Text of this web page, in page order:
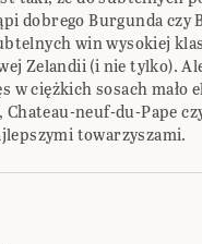
dobrego Burgunda czy
win wysokiej
Zelandii (i nie tylko).
w ciężkich sosach mało
Chateau-neuf-du-Pape
towarzyszami.